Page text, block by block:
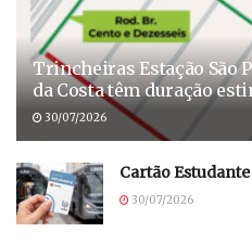
Trincheiras Estação São
da Costa têm duração
30/07/2026
Cartão
30/07/2026